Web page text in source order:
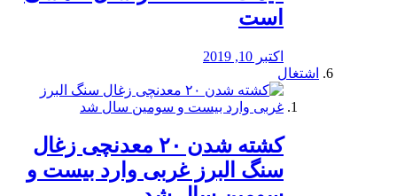
است
اکتبر 10, 2019
اشتغال
کشته شدن ۲۰ معدنچی زغال
سنگ البرز غربی وارد بیست و